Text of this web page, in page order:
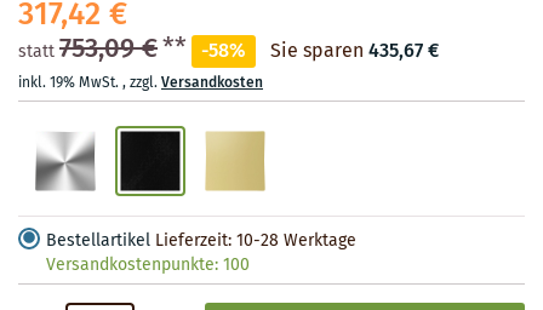
317,42 €
statt753,09 €** -58% Sie sparen 435,67 €
inkl. 19% MwSt.,zzgl.Versandkosten
Bestellartikel Lieferzeit: 10-28 Werktage
Versandkostenpunkte:100